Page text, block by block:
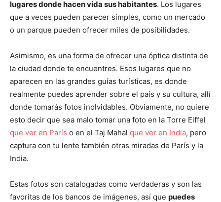
lugares donde hacen vida sus habitantes. Los lugares
que a veces pueden parecer simples, como un mercado
o un parque pueden ofrecer miles de posibilidades.
Asimismo, es una forma de ofrecer una óptica distinta de
la ciudad donde te encuentres. Esos lugares que no
aparecen en las grandes guías turísticas, es donde
realmente puedes aprender sobre el país y su cultura, allí
donde tomarás fotos inolvidables. Obviamente, no quiere
esto decir que sea malo tomar una foto en la Torre Eiffel
que ver en París o en el Taj Mahal que ver en India, pero
captura con tu lente también otras miradas de París y la
India.
Estas fotos son catalogadas como verdaderas y son las
favoritas de los bancos de imágenes, así que puedes